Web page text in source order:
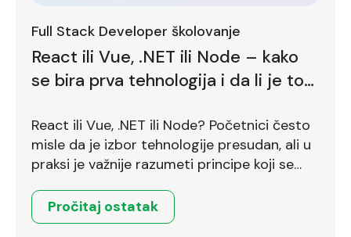
Full Stack Developer školovanje
React ili Vue, .NET ili Node – kako
se bira prva tehnologija i da li je to
React ili Vue, .NET ili Node? Početnici često
misle da je izbor tehnologije presudan, ali u
praksi je važnije razumeti principe koji se
Pročitaj ostatak